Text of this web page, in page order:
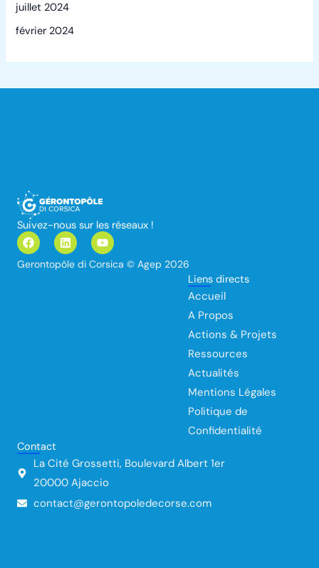
juillet 2024
février 2024
Suivez-nous sur les réseaux !
F
a
c
e
L
i
n
k
Y
o
u
t
Gerontopôle di Corsica © Agep 2026
Liens directs
Accueil
A Propos
Actions & Projets
Ressources
Actualités
Mentions Légales
Politique de
Confidentialité
Contact
La Cité Grossetti, Boulevard Albert 1er
20000 Ajaccio
contact@gerontopoledecorse.com